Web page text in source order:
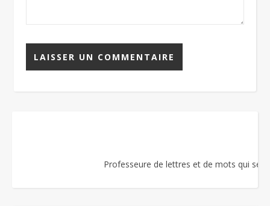
Professeure de lettres et de mots qui se